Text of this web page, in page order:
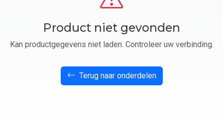
Product niet gevonden
Kan productgegevens niet laden. Controleer uw verbinding.
Terug naar onderdelen